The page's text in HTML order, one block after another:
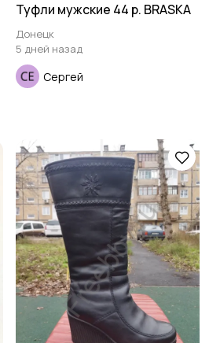
Туфли мужские 44 р. BRASKA
Донецк
5 дней назад
Сергей